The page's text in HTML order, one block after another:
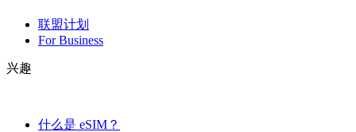
联盟计划
For Business
兴趣
什么是 eSIM？